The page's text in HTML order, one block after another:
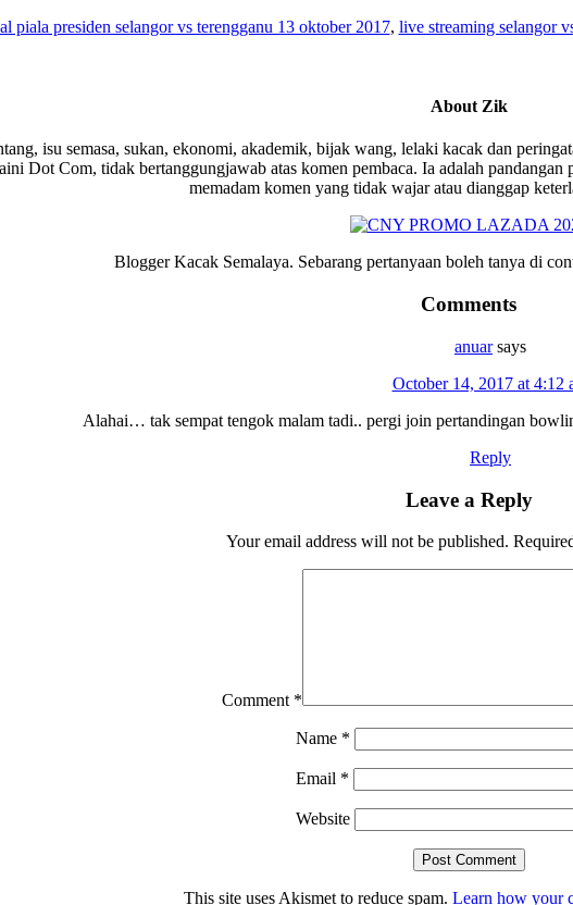
piala presiden selangor vs terengganu 13 oktober 2017, live streaming selangor
About Zik
isu semasa, sukan, ekonomi, akademik, bijak wang, lelaki kacak dan
Dot Com, tidak bertanggungjawab atas komen pembaca. Ia adalah
memadam komen yang tidak wajar atau dianggap
Blogger Kacak Semalaya. Sebarang pertanyaan boleh tanya di
Comments
anuar says
October 14, 2017 at 4:12
Alahai… tak sempat tengok malam tadi.. pergi join pertandingan
Reply
Leave a Reply
Your email address will not be published.
Comment *
Name *
Email *
Website
This site uses Akismet to reduce spam. Learn how your